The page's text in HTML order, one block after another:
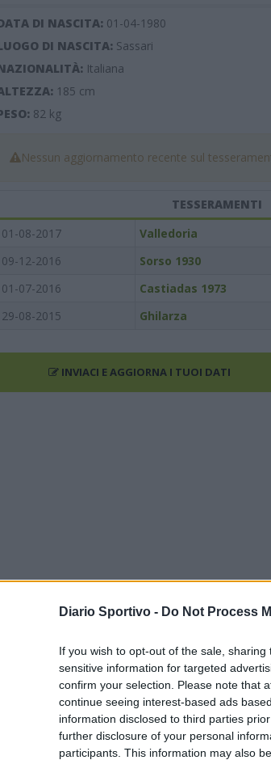
Diario Sportivo - Do Not Process
If you wish to opt-out of the sale,
sensitive information for targeted
confirm your selection. Please note that
continue seeing interest-based ads
information disclosed to third parties
further disclosure of your personal
participants. This information may also
DI NASCITA: 01-04-1980
DI NASCITA: Sassari
Italiana
185 cm
82kg
Nessun aggiornamento recente sul
TESSERAMENTI
01-08-2017
Valledoria
09-12-2016
Sorso 1930
01-07-2016
Castiadas 1973
29-08-2015
Ghilarza
INVIACI E AGGIORNA I TUOI DATI